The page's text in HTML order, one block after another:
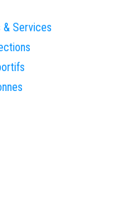
& Services